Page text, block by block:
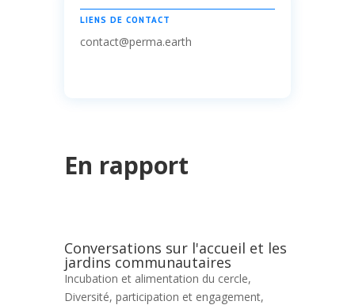
LIENS DE CONTACT
contact@perma.earth
En rapport
Conversations sur l'accueil et les
jardins communautaires
Incubation et alimentation du cercle,
Diversité, participation et engagement,